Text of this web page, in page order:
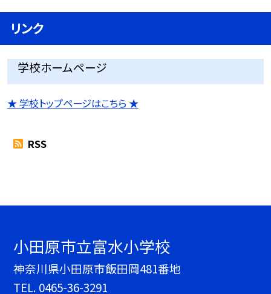
リンク
学校ホームページ
★ 学校トップページはこちら ★
RSS
小田原市立富水小学校
神奈川県小田原市飯田岡481番地
TEL. 0465-36-3291